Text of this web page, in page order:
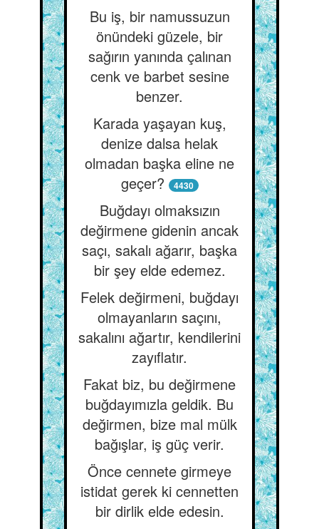
Bu iş, bir namussuzun
önündeki güzele, bir
sağırın yanında çalınan
cenk ve barbet sesine
benzer.
Karada yaşayan kuş,
denize dalsa helak
olmadan başka eline ne
geçer?
4430
Buğdayı olmaksızın
değirmene gidenin ancak
saçı, sakalı ağarır, başka
bir şey elde edemez.
Felek değirmeni, buğdayı
olmayanların saçını,
sakalını ağartır, kendilerini
zayıflatır.
Fakat biz, bu değirmene
buğdayımızla geldik. Bu
değirmen, bize mal mülk
bağışlar, iş güç verir.
Önce cennete girmeye
istidat gerek ki cennetten
bir dirlik elde edesin.